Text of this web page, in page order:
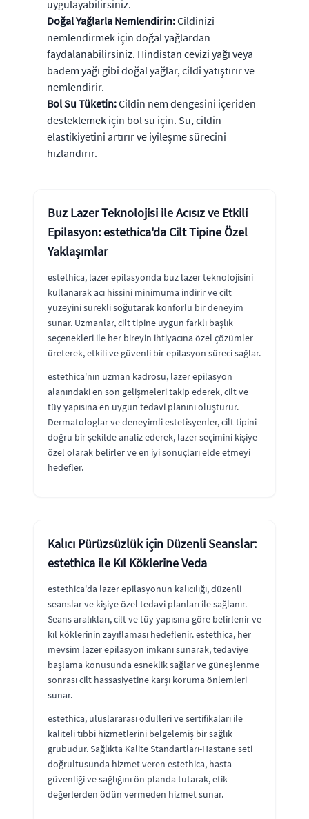
uygulayabilirsiniz.
Doğal Yağlarla Nemlendirin:Cildinizi
nemlendirmek için doğal yağlardan
faydalanabilirsiniz. Hindistan cevizi yağı veya
badem yağı gibi doğal yağlar, cildi yatıştırır ve
nemlendirir.
Bol Su Tüketin:Cildin nem dengesini içeriden
desteklemek için bol su için. Su, cildin
elastikiyetini artırır ve iyileşme sürecini
hızlandırır.
Buz Lazer Teknolojisi ile Acısız ve Etkili
Epilasyon: estethica'da Cilt Tipine Özel
Yaklaşımlar
estethica, lazer epilasyonda buz lazer teknolojisini
kullanarak acı hissini minimuma indirir ve cilt
yüzeyini sürekli soğutarak konforlu bir deneyim
sunar. Uzmanlar, cilt tipine uygun farklı başlık
seçenekleri ile her bireyin ihtiyacına özel çözümler
üreterek, etkili ve güvenli bir epilasyon süreci sağlar.
estethica'nın uzman kadrosu, lazer epilasyon
alanındaki en son gelişmeleri takip ederek, cilt ve
tüy yapısına en uygun tedavi planını oluşturur.
Dermatologlar ve deneyimli estetisyenler, cilt tipini
doğru bir şekilde analiz ederek, lazer seçimini kişiye
özel olarak belirler ve en iyi sonuçları elde etmeyi
hedefler.
Kalıcı Pürüzsüzlük için Düzenli Seanslar:
estethica ile Kıl Köklerine Veda
estethica'da lazer epilasyonun kalıcılığı, düzenli
seanslar ve kişiye özel tedavi planları ile sağlanır.
Seans aralıkları, cilt ve tüy yapısına göre belirlenir ve
kıl köklerinin zayıflaması hedeflenir. estethica, her
mevsim lazer epilasyon imkanı sunarak, tedaviye
başlama konusunda esneklik sağlar ve güneşlenme
sonrası cilt hassasiyetine karşı koruma önlemleri
sunar.
estethica, uluslararası ödülleri ve sertifikaları ile
kaliteli tıbbi hizmetlerini belgelemiş bir sağlık
grubudur. Sağlıkta Kalite Standartları-Hastane seti
doğrultusunda hizmet veren estethica, hasta
güvenliği ve sağlığını ön planda tutarak, etik
değerlerden ödün vermeden hizmet sunar.